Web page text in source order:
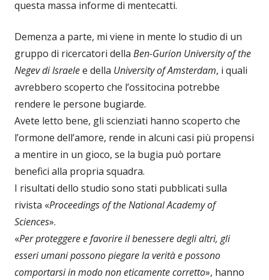
questa massa informe di mentecatti.
Demenza a parte, mi viene in mente lo studio di un
gruppo di ricercatori della Ben-Gurion University of the
Negev di Israelee della University of Amsterdam, i quali
avrebbero scoperto che l’ossitocina potrebbe
rendere le persone bugiarde.
Avete letto bene, gli scienziati hanno scoperto che
l’ormone dell’amore, rende in alcuni casi più propensi
a mentire in un gioco, se la bugia può portare
benefici alla propria squadra.
I risultati dello studio sono stati pubblicati sulla
rivista «Proceedings of the National Academy of
Sciences».
«Per proteggere e favorire il benessere degli altri, gli
esseri umani possono piegare la verità e possono
comportarsi in modo non eticamente corretto», hanno